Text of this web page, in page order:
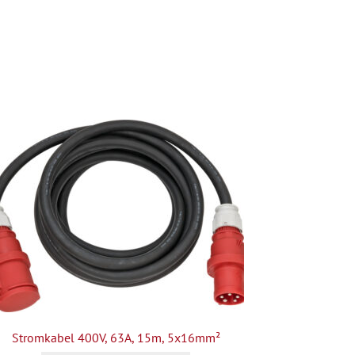
Stromkabel 400V, 63A, 15m, 5x16mm²